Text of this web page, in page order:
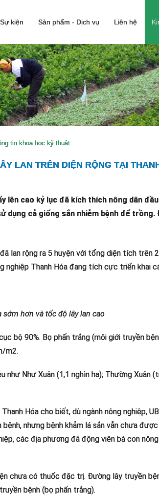
kiện Sản phẩm - Dịch vụ Liên hệ
tin khoa học kỹ thuật
LAN TRÊN DIỆN RỘNG TẠI
lên cao kỷ lục đã kích thích nông dân
dụng cả giống sắn nhiễm bệnh để trồng.
lan rộng ra 5 huyện với tổng diện tích trên
nghiệp Thanh Hóa đang tích cực triển khai
sớm hơn và tốc độ lây lan cao
bộ 90%. Bọ phấn trắng (môi giới truyền
m2.
như Như Xuân (1,1 nghìn ha); Thường Xuân
Hóa cho biết, dù ngành nông nghiệp,
nhưng bệnh khảm lá sắn vẫn chưa
các địa phương đã động viên bà con
chưa có thuốc đặc trị. Đường lây truyền
bệnh (bọ phấn trắng).